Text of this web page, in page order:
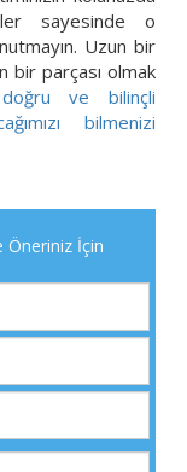
sayesinde o
Uzun bir
bir parçası olmak
ve bilinçli
bilmenizi
Öneriniz İçin